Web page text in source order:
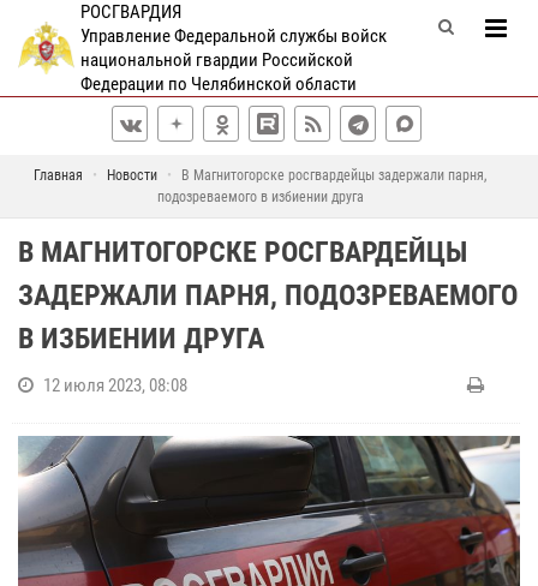
РОСГВАРДИЯ
Управление Федеральной службы войск
национальной гвардии Российской
Федерации по Челябинской области
Главная Новости
В Магнитогорске росгвардейцы задержали парня,
подозреваемого в избиении друга
В МАГНИТОГОРСКЕ РОСГВАРДЕЙЦЫ
ЗАДЕРЖАЛИ ПАРНЯ, ПОДОЗРЕВАЕМОГО
В ИЗБИЕНИИ ДРУГА
12 июля 2023, 08:08